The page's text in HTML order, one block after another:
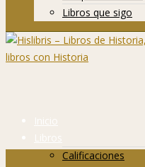
Libros que sigo
Inicio
Libros
Calificaciones